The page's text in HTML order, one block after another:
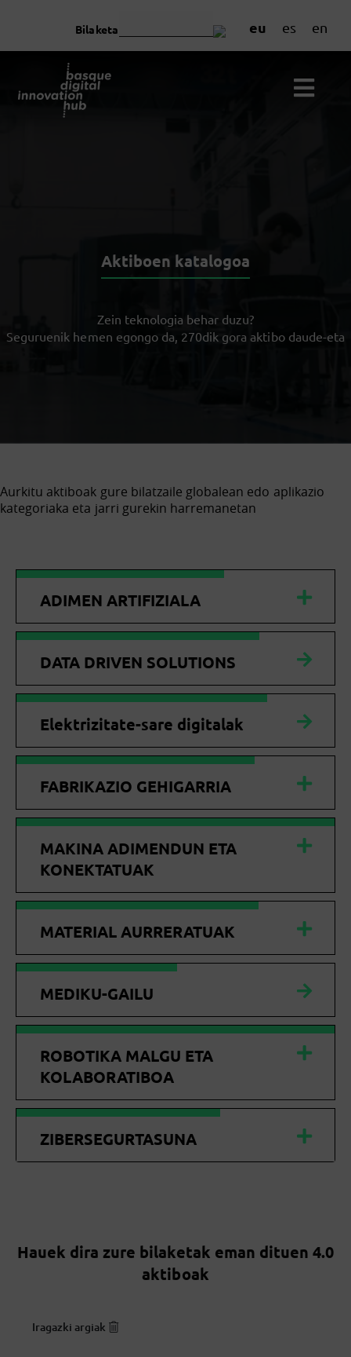
eu es en
Bilaketa
Aktiboen katalogoa
Zein teknologia behar duzu?
Seguruenik hemen egongo da, 270dik gora aktibo daude-eta
Aurkitu aktiboak gure bilatzaile globalean edo aplikazio
kategoriaka eta jarri gurekin harremanetan
ADIMEN ARTIFIZIALA
DATA DRIVEN SOLUTIONS
Elektrizitate-sare digitalak
FABRIKAZIO GEHIGARRIA
MAKINA ADIMENDUN ETA
KONEKTATUAK
MATERIAL AURRERATUAK
MEDIKU-GAILU
ROBOTIKA MALGU ETA
KOLABORATIBOA
ZIBERSEGURTASUNA
Hauek dira zure bilaketak eman dituen 4.0
aktiboak
Iragazki argiak